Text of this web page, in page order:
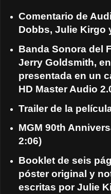
Comentario de
Dobbs, Julie Kirgo
Banda Sonora del
Jerry Goldsmith,
presentada en un
HD Master Audio
Trailer de la
MGM 90th
2:06)
Booklet de seis
póster original y
escritas por Julie